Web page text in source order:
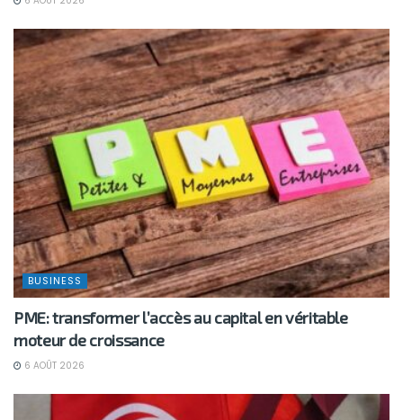
BUSINESS
PME: transformer l’accès au capital en véritable
moteur de croissance
6 AOÛT 2026